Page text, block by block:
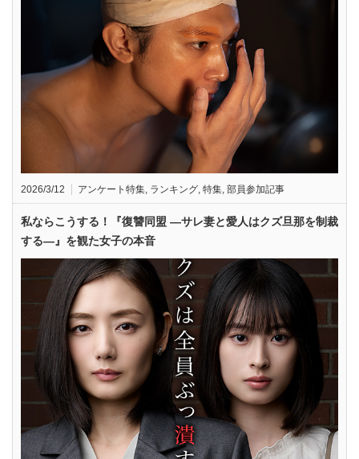
2026/3/12 アンケート特集, ランキング, 特集, 部員参加記事
私ならこうする！『復讐同盟 —サレ妻と愛人はクズ旦那を制裁
する—』を観た女子の本音